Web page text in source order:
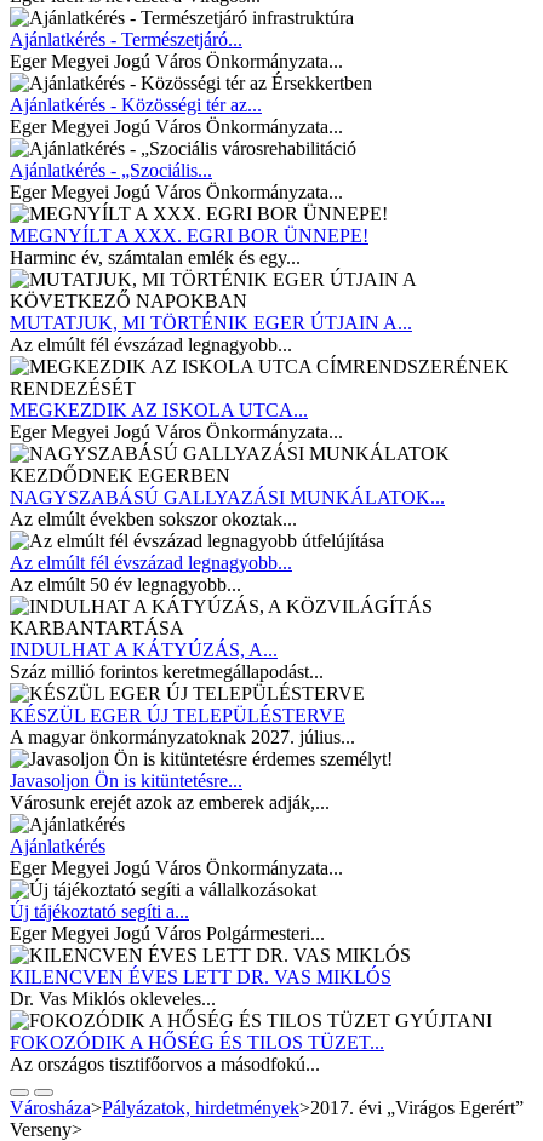
Ajánlatkérés - Természetjáró...
Eger Megyei Jogú Város Önkormányzata...
Ajánlatkérés - Közösségi tér az...
Eger Megyei Jogú Város Önkormányzata...
Ajánlatkérés - „Szociális...
Eger Megyei Jogú Város Önkormányzata...
MEGNYÍLT A XXX. EGRI BOR ÜNNEPE!
Harminc év, számtalan emlék és egy...
MUTATJUK, MI TÖRTÉNIK EGER ÚTJAIN A...
Az elmúlt fél évszázad legnagyobb...
MEGKEZDIK AZ ISKOLA UTCA...
Eger Megyei Jogú Város Önkormányzata...
NAGYSZABÁSÚ GALLYAZÁSI MUNKÁLATOK...
Az elmúlt években sokszor okoztak...
Az elmúlt fél évszázad legnagyobb...
Az elmúlt 50 év legnagyobb...
INDULHAT A KÁTYÚZÁS, A...
Száz millió forintos keretmegállapodást...
KÉSZÜL EGER ÚJ TELEPÜLÉSTERVE
A magyar önkormányzatoknak 2027. július...
Javasoljon Ön is kitüntetésre...
Városunk erejét azok az emberek adják,...
Ajánlatkérés
Eger Megyei Jogú Város Önkormányzata...
Új tájékoztató segíti a...
Eger Megyei Jogú Város Polgármesteri...
KILENCVEN ÉVES LETT DR. VAS MIKLÓS
Dr. Vas Miklós okleveles...
FOKOZÓDIK A HŐSÉG ÉS TILOS TÜZET...
Az országos tisztifőorvos a másodfokú...
Városháza>Pályázatok, hirdetmények>2017. évi „Virágos Egerért”
Verseny>